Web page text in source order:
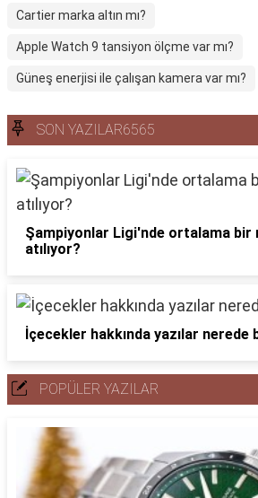
Cartier marka altın mı?
Apple Watch 9 tansiyon ölçme var mı?
Güneş enerjisi ile çalışan kamera var mı?
SON YAZILAR6565
Şampiyonlar Ligi'nde ortalama bir
atılıyor?
İçecekler hakkında yazılar nerede
POPÜLER YAZILAR